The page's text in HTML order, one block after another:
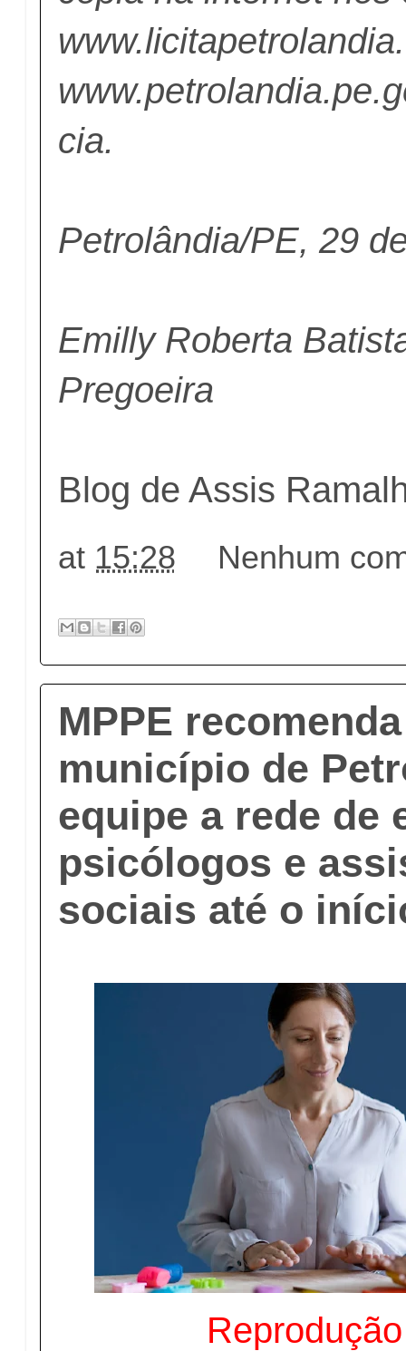
cia.
Petrolândia/PE, 29
Emilly Roberta
Pregoeira
Blog de Assis
at 15:28 Nenhum
MPPE
município de
equipe a rede de
psicólogos e
sociais até o